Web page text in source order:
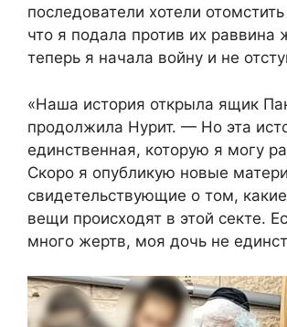
последователи хотели
что я подала против их раввина
теперь я начала войну и не
«Наша история открыла ящик
продолжила Нурит. — Но эта
единственная, которую я могу
Скоро я опубликую новые
свидетельствующие о том,
вещи происходят в этой секте.
много жертв, моя дочь не